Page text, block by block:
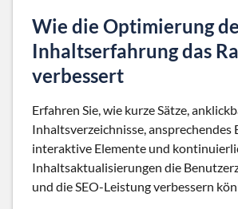
Wie die Optimierung
Inhaltserfahrung das
verbessert
Erfahren Sie, wie kurze Sätze,
Inhaltsverzeichnisse, ansprechendes
interaktive Elemente und
Inhaltsaktualisierungen die
und die SEO-Leistung verbessern